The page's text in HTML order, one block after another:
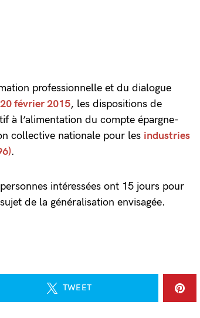
professionnelle et du dialogue
février 2015, les dispositions de
à l’alimentation du compte épargne-
collective nationale pour les industries
.
intéressées ont 15 jours pour
de la généralisation envisagée.
TWEET